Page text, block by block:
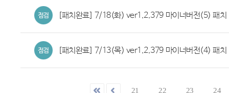
[패치완료] 7/18(화) ver1.2.379 마이너버전(5) 패
[패치완료] 7/13(목) ver1.2.379 마이너버전(4) 패
21 22 23 24